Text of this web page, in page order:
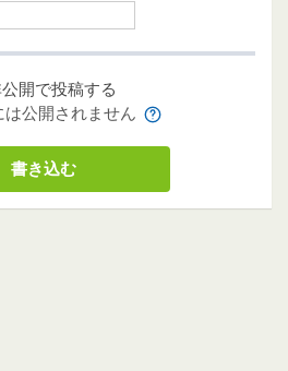
開で投稿する
は公開されません